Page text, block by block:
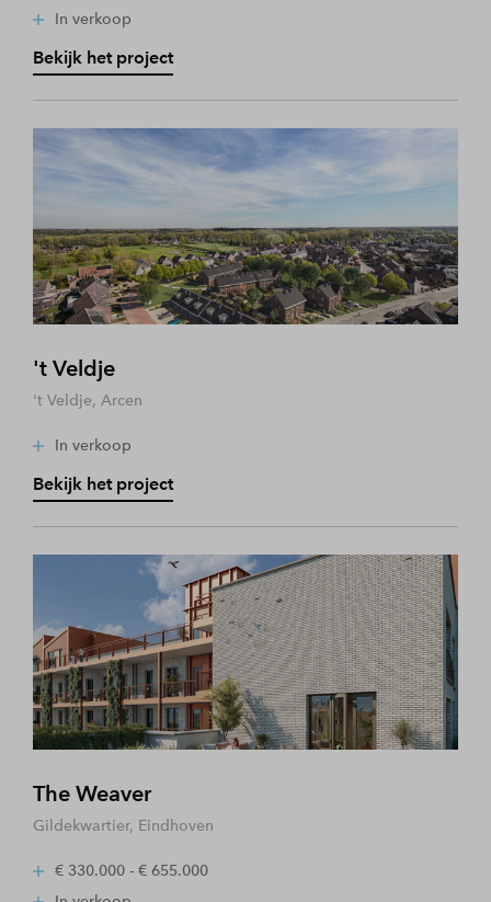
In verkoop
Bekijk het project
't Veldje
't Veldje, Arcen
In verkoop
Bekijk het project
The Weaver
Gildekwartier, Eindhoven
€ 330.000 - € 655.000